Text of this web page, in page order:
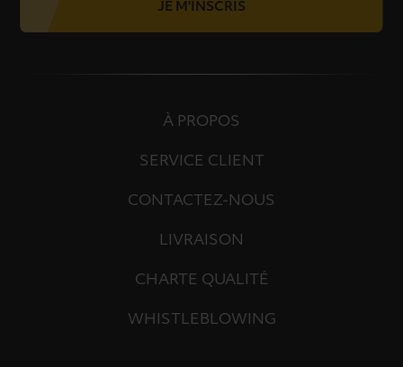
JE M'INSCRIS
À PROPOS
SERVICE CLIENT
CONTACTEZ-NOUS
LIVRAISON
CHARTE QUALITÉ
WHISTLEBLOWING